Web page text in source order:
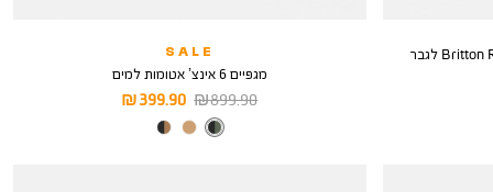
SALE
מגפיים 6 אינצ’ אטומות למים
מחיר
מוצר
399.90 ₪
מחיר
899.90 ₪
צבע
BLACK-